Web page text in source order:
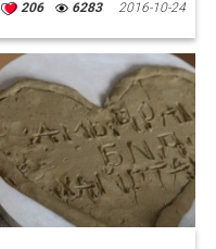
206 6283 2016-10-24